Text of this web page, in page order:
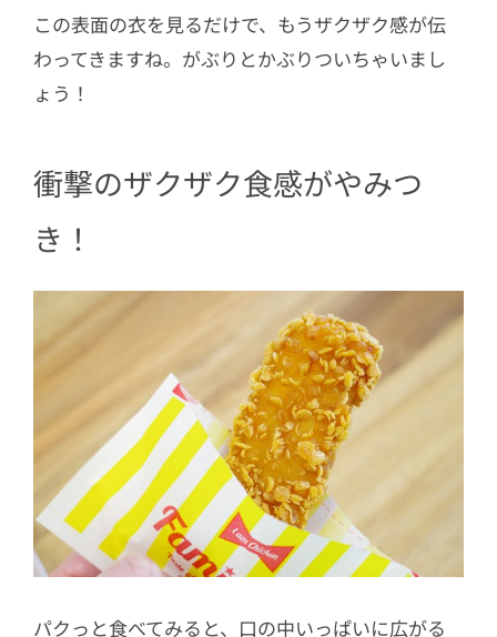
この表面の衣を見るだけで、もうザクザク感が伝
わってきますね。がぶりとかぶりついちゃいまし
ょう！
衝撃のザクザク食感がやみつ
き！
パクっと食べてみると、口の中いっぱいに広がる